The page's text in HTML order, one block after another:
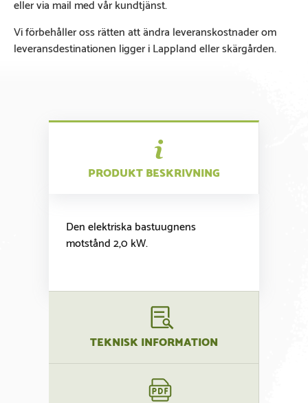
eller via mail med vår kundtjänst.
Vi förbehåller oss rätten att ändra leveranskostnader om
leveransdestinationen ligger i Lappland eller skärgården.
PRODUKT BESKRIVNING
Den elektriska bastuugnens
motstånd 2,0 kW.
TEKNISK INFORMATION